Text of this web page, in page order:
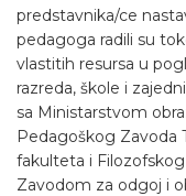
predstavnika/ce
pedagoga radili su
vlastitih resursa u
razreda, škole i
sa Ministarstvom
Pedagoškog Zavoda
fakulteta i
Zavodom za odgoj i